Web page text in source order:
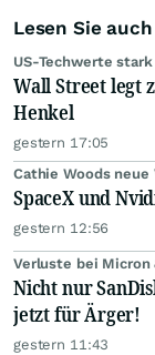
Lesen Sie auch
US-Techwerte stark
Wall Street legt
Henkel
gestern 17:05
Cathie Woods neue
SpaceX und
gestern 12:56
Verluste bei Micron
Nicht nur
jetzt für Ärger!
gestern 11:43